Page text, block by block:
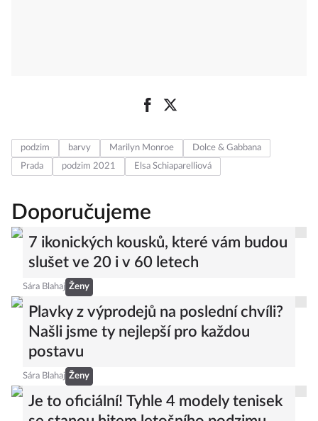
podzim barvy Marilyn Monroe
Dolce & Gabbana
Prada
podzim 2021 Elsa Schiaparelliová
Doporučujeme
7 ikonických kousků, které vám budou
Ženy
Plavky z výprodejů na poslední chvíli?
Našli jsme ty nejlepší pro každou
postavu
Ženy
Je to oficiální! Tyhle 4 modely tenisek